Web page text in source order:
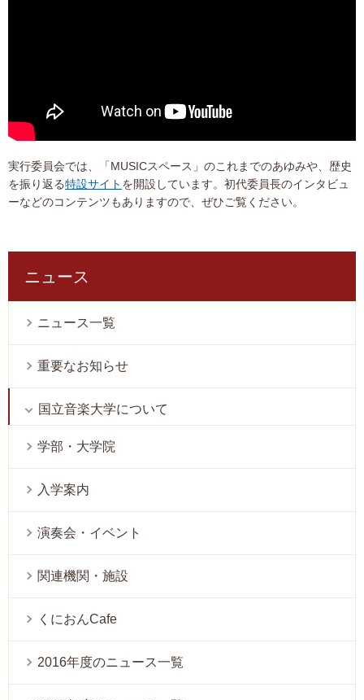
実行委員会では、「MUSICスペース」のこれまでのあゆみや、歴史
を振り返る特設サイト を開設しています。初代委員長のインタビュ
ーなどのコンテンツもありますので、ぜひご覧ください。
ニュース
ニュース一覧
重要なお知らせ
国立音楽大学について
学部・大学院
入学案内
演奏会・イベント
関連機関・施設
くにおんCafe
2016年度のニュース一覧